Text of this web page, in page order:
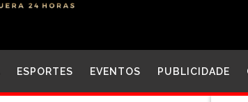
ESPORTES EVENTOS PUBLICIDADE